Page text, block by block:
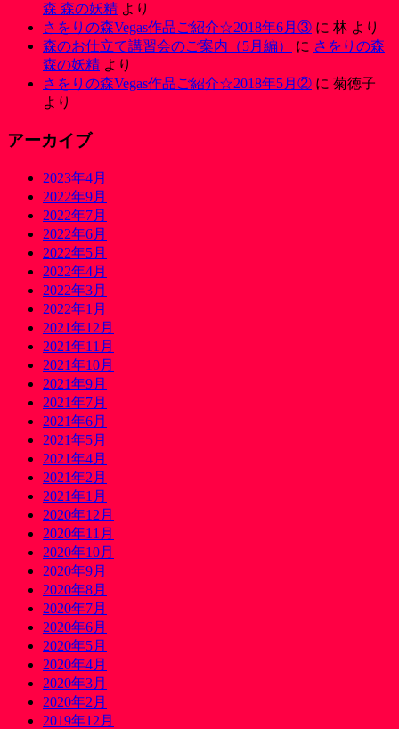
森 森の妖精 より
さをりの森Vegas作品ご紹介☆2018年6月③ に 林 より
森のお仕立て講習会のご案内（5月編）
に さをりの森
森の妖精 より
さをりの森Vegas作品ご紹介☆2018年5月② に 菊徳子
より
アーカイブ
2023年4月
2022年9月
2022年7月
2022年6月
2022年5月
2022年4月
2022年3月
2022年1月
2021年12月
2021年11月
2021年10月
2021年9月
2021年7月
2021年6月
2021年5月
2021年4月
2021年2月
2021年1月
2020年12月
2020年11月
2020年10月
2020年9月
2020年8月
2020年7月
2020年6月
2020年5月
2020年4月
2020年3月
2020年2月
2019年12月